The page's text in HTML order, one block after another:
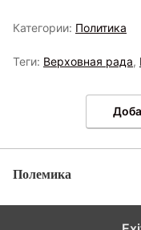
Категории: Политика
Теги: Верховная рада,
Полемика